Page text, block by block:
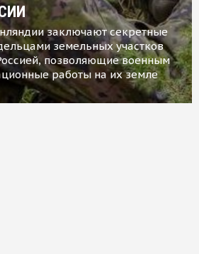
заключают секретные
земельных участков
позволяющие военным
работы на их земле